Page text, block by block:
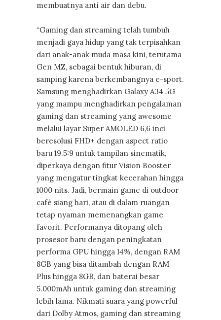
membuatnya anti air dan debu.
“Gaming dan streaming telah tumbuh
menjadi gaya hidup yang tak terpisahkan
dari anak-anak muda masa kini, terutama
Gen MZ, sebagai bentuk hiburan, di
samping karena berkembangnya e-sport.
Samsung menghadirkan Galaxy A34 5G
yang mampu menghadirkan pengalaman
gaming dan streaming yang awesome
melalui layar Super AMOLED 6,6 inci
beresolusi FHD+ dengan aspect ratio
baru 19.5:9 untuk tampilan sinematik,
diperkaya dengan fitur Vision Booster
yang mengatur tingkat kecerahan hingga
1000 nits. Jadi, bermain game di outdoor
café siang hari, atau di dalam ruangan
tetap nyaman memenangkan game
favorit. Performanya ditopang oleh
prosesor baru dengan peningkatan
performa GPU hingga 14%, dengan RAM
8GB yang bisa ditambah dengan RAM
Plus hingga 8GB, dan baterai besar
5.000mAh untuk gaming dan streaming
lebih lama. Nikmati suara yang powerful
dari Dolby Atmos, gaming dan streaming